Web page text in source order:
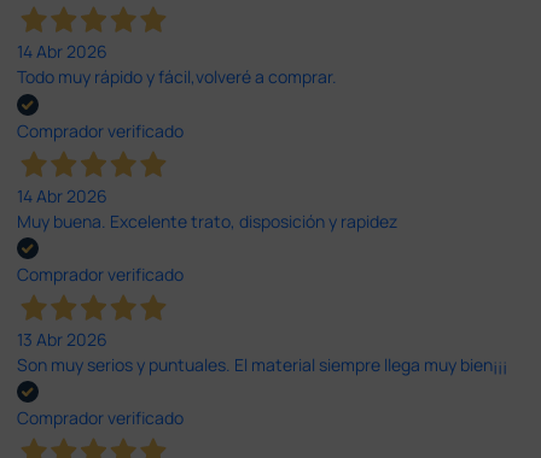
14 Abr 2026
Todo muy rápido y fácil,volveré a comprar.
Comprador verificado
14 Abr 2026
Muy buena. Excelente trato, disposición y rapidez
Comprador verificado
13 Abr 2026
Son muy serios y puntuales. El material siempre llega muy bien¡¡¡
Comprador verificado